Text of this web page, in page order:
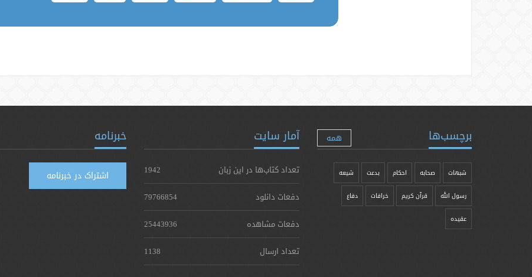
برچسب‌ها همه
شبهات صحابه احکام بدعت شیعه
رسول الله قرآن کریم خرافات دفاع
عقیده
آمار سایت
تعداد کتاب‌ها در این زبان
1942
دفعات دانلود
79766854
دفعات مشاهده
25443936
تعداد ارسال
1138
خبرنامه
اشتراک در خبرنامه